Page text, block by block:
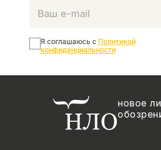
Я соглашаюсь с Политикой
конфиденциальности
новое